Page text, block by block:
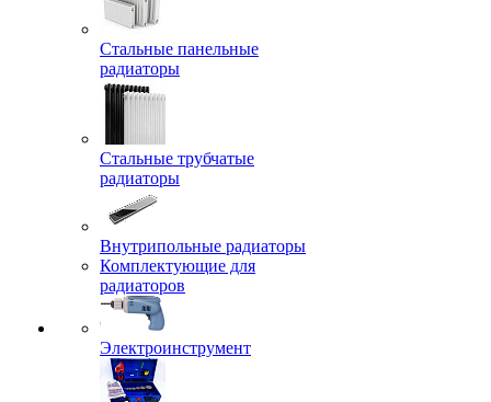
Стальные панельные
радиаторы
Стальные трубчатые
радиаторы
Внутрипольные радиаторы
Комплектующие для
радиаторов
Электроинструмент